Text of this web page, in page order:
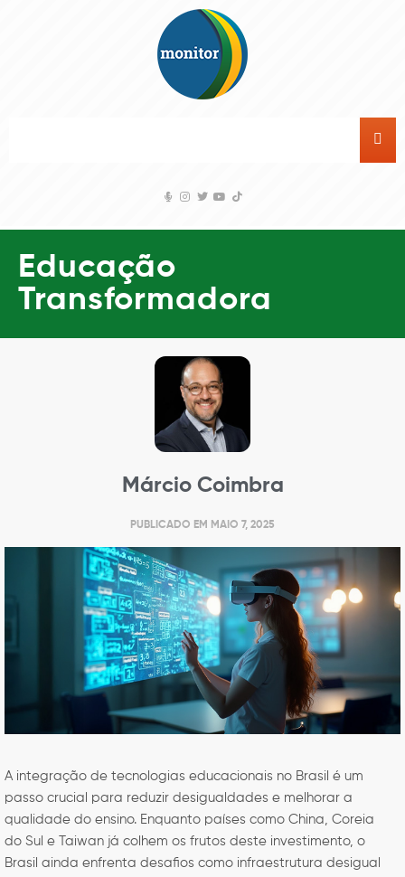
Educação
Transformadora
Márcio Coimbra
PUBLICADO EM MAIO 7, 2025
A integração de tecnologias educacionais no Brasil é um
passo crucial para reduzir desigualdades e melhorar a
qualidade do ensino. Enquanto países como China, Coreia
do Sul e Taiwan já colhem os frutos deste investimento, o
Brasil ainda enfrenta desafios como infraestrutura desigual